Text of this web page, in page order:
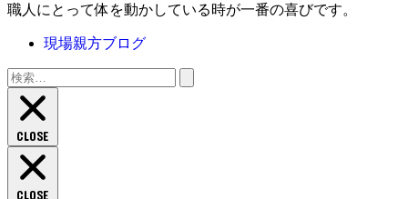
職人にとって体を動かしている時が一番の喜びです。
現場親方ブログ
検
索:
CLOSE
CLOSE